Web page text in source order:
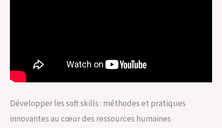
Développer les soft skills : méthodes et pratiques
innovantes au cœur des ressources humaines